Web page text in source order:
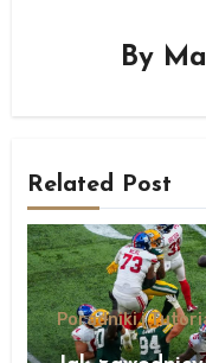
By
Related Post
Poradniki i